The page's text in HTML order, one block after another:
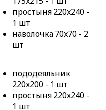
простыня 220x240 -
1 шт
наволочка 70x70 - 2
шт
пододеяльник
220x200 - 1 шт
простыня 220x240 -
1 шт